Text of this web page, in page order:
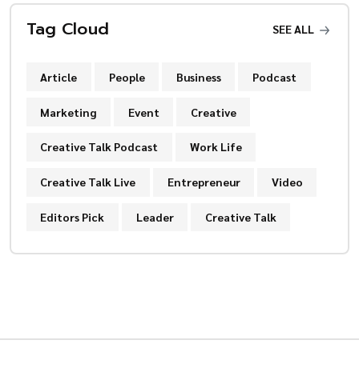
Tag Cloud SEE ALL
Article People Business Podcast
Marketing Event Creative
Creative Talk Podcast Work Life
Creative Talk Live Entrepreneur Video
Editors Pick Leader Creative Talk